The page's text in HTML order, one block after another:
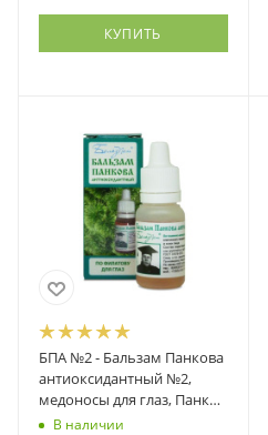
КУПИТЬ
БПА №2 - Бальзам Панкова
антиоксидантный №2,
медоносы для глаз, Панков
Медсервис, 10 мл
В наличии